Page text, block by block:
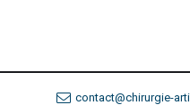
contact@chirurgie-